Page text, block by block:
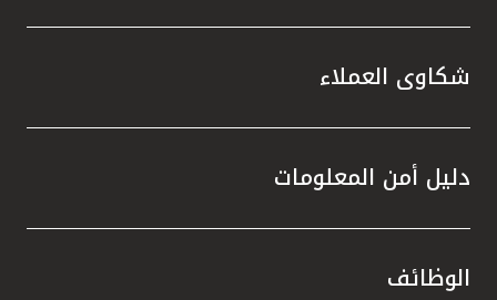
شكاوى العملاء
دليل أمن المعلومات
الوظائف